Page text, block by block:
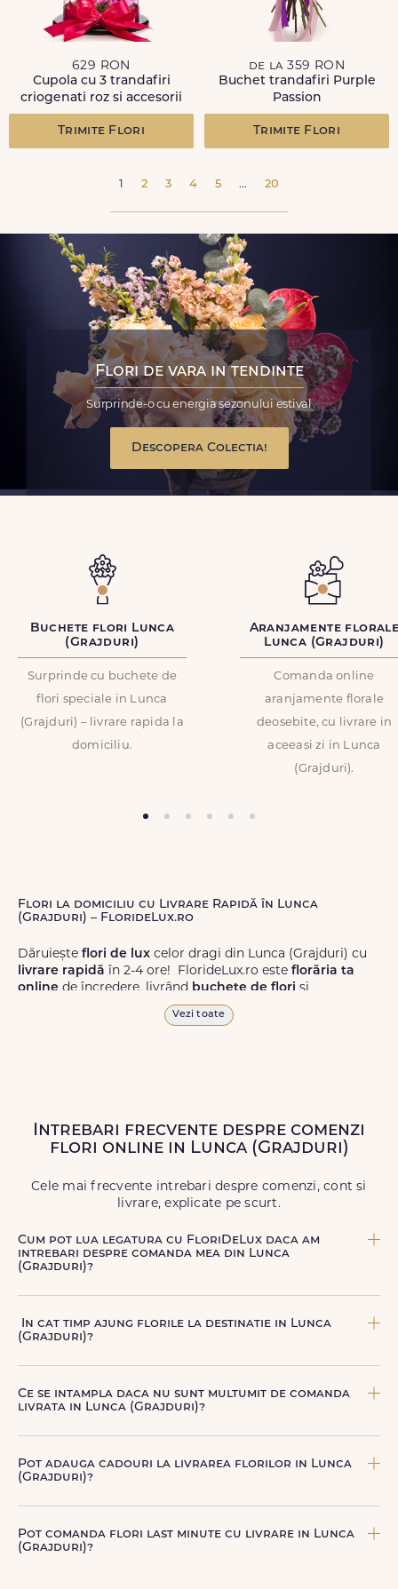
629 RON
Cupola cu 3 trandafiri
criogenati roz si accesorii
Trimite Flori
de la 359 RON
Buchet trandafiri Purple
Passion
Trimite Flori
1 2 3 4 5 ... 20
Flori de vara in tendinte
Surprinde-o cu energia sezonului estival
Descopera Colectia!
Buchete flori Lunca
(Grajduri)
Surprinde cu buchete de
flori speciale in Lunca
(Grajduri) – livrare rapida la
domiciliu.
Aranjamente
Lunca (Grajduri)
Comanda online
aranjamente florale
deosebite, cu livrare in
aceeasi zi in Lunca
(Grajduri).
Flori la domiciliu cu Livrare Rapidă în Lunca
(Grajduri) – FlorideLux.ro
Dăruiește flori de lux celor dragi din Lunca (Grajduri) cu
livrare rapidă în 2-4 ore! FlorideLux.ro este florăria ta
online de încredere, livrând buchete de flori și
de calitate superioară în Lunca
(Grajduri) și în toată România.
Livrăm buchete de flori chiar și înweekend, pentru ca tu
Vezi toate
Intrebari frecvente despre comenzi
flori online in Lunca (Grajduri)
Cele mai frecvente intrebari despre comenzi, cont si
livrare, explicate pe scurt.
Cum pot lua legatura cu FloriDeLux daca am
intrebari despre comanda mea din Lunca
(Grajduri)?
pentru comenzile cu livrare in Lunca (Grajduri). Ne poti
contacta oricand pentru informatii despre comanda,
In cat timp ajung florile la destinatie in Lunca
(Grajduri)?
confirmarea platii comenzii, in functie de intervalul de
livrare aes.
Ce se intampla daca nu sunt multumit de comanda
livrata in Lunca (Grajduri)?
astfel incat poti comanda fara griji.
Pot adauga cadouri la livrarea florilor in Lunca
(Grajduri)?
baloane, ursuleti de plus, torturi sau alte produse
premium direct in cosul de cumparaturi.
Pot comanda flori last minute cu livrare in Lunca
(Grajduri)?